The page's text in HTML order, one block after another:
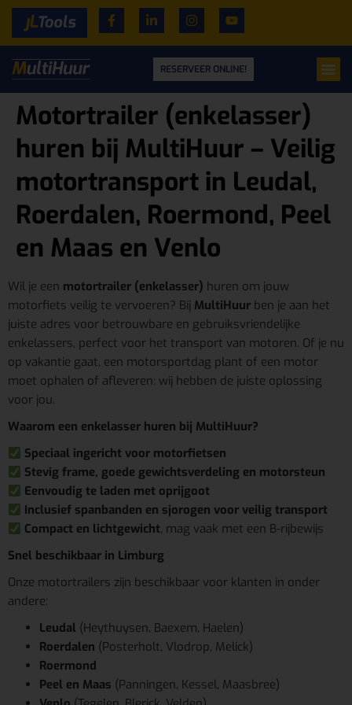
RESERVEER ONLINE!
Motortrailer (enkelasser)
huren bij MultiHuur – Veilig
motortransport in Leudal,
Roerdalen, Roermond, Peel
en Maas en Venlo
Wil je een motortrailer (enkelasser) huren om jouw
motorfiets veilig te vervoeren? Bij MultiHuur ben je aan het
juiste adres voor betrouwbare en gebruiksvriendelijke
enkelassers, perfect voor het transport van motoren. Of je nu
op vakantie gaat, een motorsportdag plant of een motor
moet ophalen of afleveren: wij hebben de juiste oplossing
voor jou.
Waarom een enkelasser huren bij MultiHuur?
Speciaal ingericht voor motorfietsen
Stevig frame, goede gewichtsverdeling en motorsteun
Eenvoudig te laden met oprijgoot
Inclusief spanbanden en sjorogen voor veilig transport
Compact en lichtgewicht, mag vaak met een B-rijbewijs
Snel beschikbaar in Limburg
Onze motortrailers zijn beschikbaar voor klanten in onder
andere:
Leudal (Heythuysen, Baexem, Haelen)
Roerdalen (Posterholt, Vlodrop, Melick)
Roermond
Peel en Maas (Panningen, Kessel, Maasbree)